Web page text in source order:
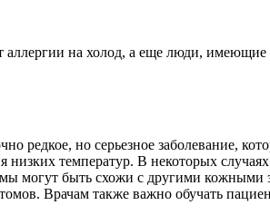
аллергии на холод, а еще люди,
редкое, но серьезное заболевание,
низких температур. В некоторых
могут быть схожи с другими
Врачам также важно обучать